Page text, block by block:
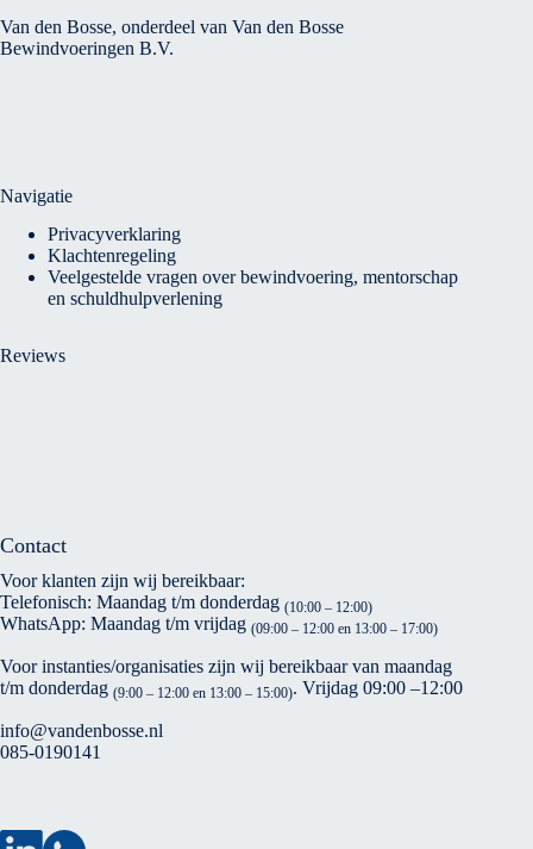
Van den Bosse, onderdeel van Van den Bosse
Bewindvoeringen B.V.
Navigatie
Privacyverklaring
Klachtenregeling
Veelgestelde vragen over bewindvoering, mentorschap
en schuldhulpverlening
Reviews
Contact
Voor klanten zijn wij bereikbaar:
Telefonisch: Maandag t/m donderdag (10:00 – 12:00)
WhatsApp: Maandag t/m vrijdag (09:00 – 12:00 en 13:00 – 17:00)
Voor instanties/organisaties zijn wij bereikbaar van maandag
t/m donderdag (9:00 – 12:00 en 13:00 – 15:00). Vrijdag 09:00 –12:00
info@vandenbosse.nl
085-0190141